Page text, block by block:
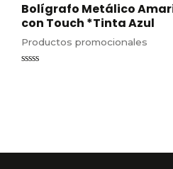
Bolígrafo Metálico
con Touch *Tinta Azul
Productos promocionales